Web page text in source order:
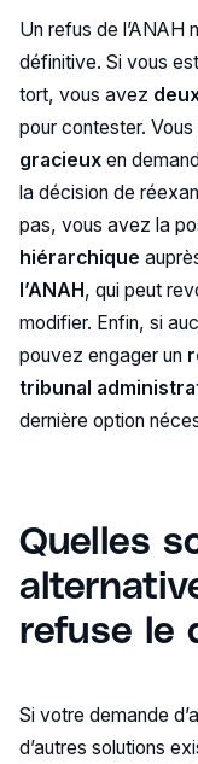
Un refus de l’ANAH
définitive. Si vous
tort, vous avez
pour contester.
gracieuxen
la décision de
pas, vous avez la
hiérarchique
l’ANAH, qui peut
modifier. Enfin, si
pouvez engager un
tribunal
dernière option
Quelles
refuse le
Si votre demande
d’autres solutions